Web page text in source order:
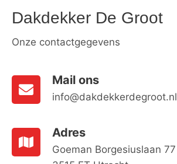
Dakdekker De Groot
Onze contactgegevens
Mail ons
info@dakdekkerdegroot.nl
Adres
Goeman Borgesiuslaan 77